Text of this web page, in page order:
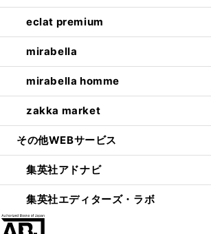
eclat premium
mirabella
mirabella homme
zakka market
その他WEBサービス
集英社アドナビ
集英社エディターズ・ラボ